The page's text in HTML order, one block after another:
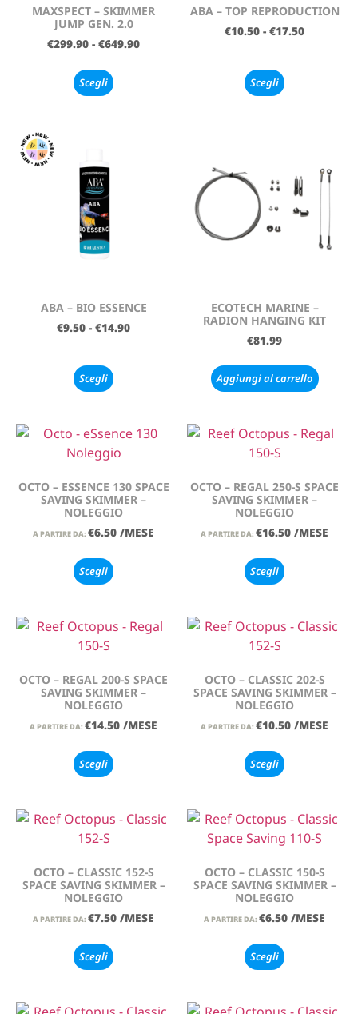
MAXSPECT – SKIMMER
JUMP GEN. 2.0
€299.90 - €649.90
Scegli
ABA – TOP REPRODUCTION
€10.50 - €17.50
Scegli
ABA – BIO ESSENCE
€9.50 - €14.90
Scegli
ECOTECH MARINE –
RADION HANGING KIT
€81.99
Aggiungi al carrello
OCTO – ESSENCE 130 SPACE
SAVING SKIMMER –
NOLEGGIO
A PARTIRE DA: €6.50 /MESE
Scegli
OCTO – REGAL 250-S SPACE
SAVING SKIMMER –
NOLEGGIO
A PARTIRE DA: €16.50 /MESE
Scegli
OCTO – REGAL 200-S SPACE
SAVING SKIMMER –
NOLEGGIO
A PARTIRE DA: €14.50 /MESE
Scegli
OCTO – CLASSIC 202-S
SPACE SAVING SKIMMER –
NOLEGGIO
A PARTIRE DA: €10.50 /MESE
Scegli
OCTO – CLASSIC 152-S
SPACE SAVING SKIMMER –
NOLEGGIO
A PARTIRE DA: €7.50 /MESE
Scegli
OCTO – CLASSIC 150-S
SPACE SAVING SKIMMER –
NOLEGGIO
A PARTIRE DA: €6.50 /MESE
Scegli